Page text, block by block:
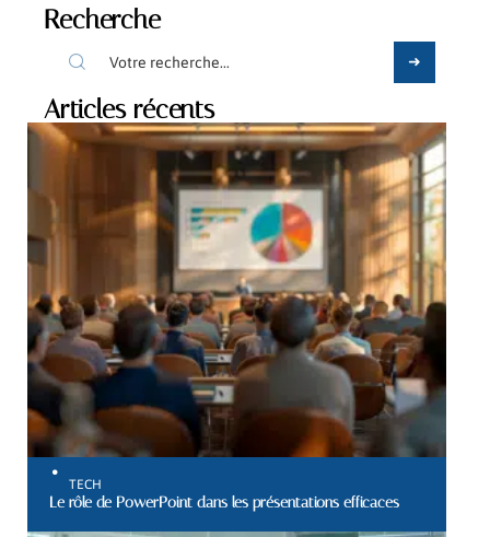
Recherche
Articles récents
TECH
Le rôle de PowerPoint dans les présentations efficaces